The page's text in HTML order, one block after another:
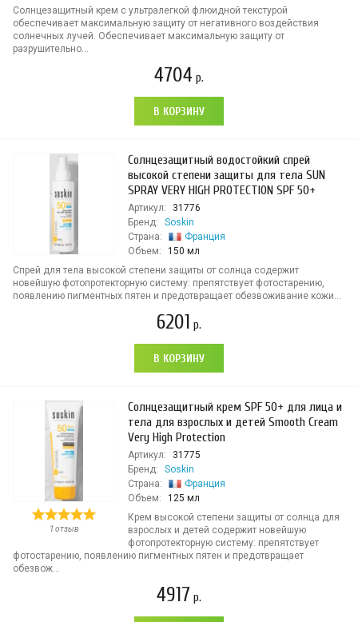
Солнцезащитный крем с ультралегкой флюидной текстурой
обеспечивает максимальную защиту от негативного воздействия
солнечных лучей. Обеспечивает максимальную защиту от
разрушительно...
4704 р.
В КОРЗИНУ
Солнцезащитный водостойкий спрей
высокой степени защиты для тела SUN
SPRAY VERY HIGH PROTECTION SPF 50+
Артикул:
31776
Бренд:
Soskin
Страна:
Франция
Объем:
150 мл
Спрей для тела высокой степени защиты от солнца содержит
новейшую фотопротекторную систему: препятствует фотостарению,
появлению пигментных пятен и предотвращает обезвоживание кожи...
6201 р.
В КОРЗИНУ
1 отзыв
Солнцезащитный крем SPF 50+ для лица и
тела для взрослых и детей Smooth Cream
Very High Protection
Артикул:
31775
Бренд:
Soskin
Страна:
Франция
Объем:
125 мл
Крем высокой степени защиты от солнца для
взрослых и детей содержит новейшую
фотопротекторную систему: препятствует
фотостарению, появлению пигментных пятен и предотвращает
обезвож...
4917 р.